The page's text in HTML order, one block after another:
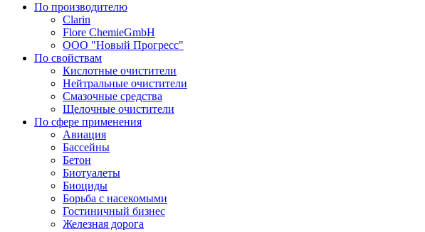
По производителю
Clarin
Flore ChemieGmbH
ООО "Новый Прогресс"
По свойствам
Кислотные очистители
Нейтральные очистители
Смазочные средства
Щелочные очистители
По сфере применения
Авиация
Бассейны
Бетон
Биотуалеты
Биоциды
Борьба с насекомыми
Гостиничный бизнес
Железная дорога